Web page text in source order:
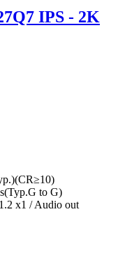
IPS - 2K
to G)
x1 / Audio out